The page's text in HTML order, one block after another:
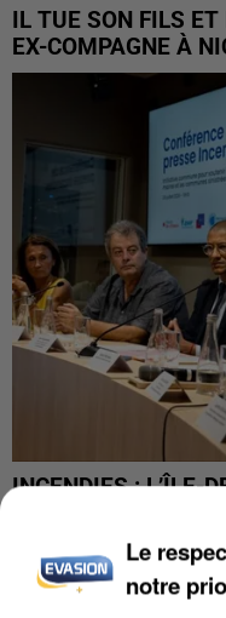
IL TUE SON FILS ET
EX-COMPAGNE À
INCENDIES : L’ÎLE-
DE SOLIDARITÉ
Le
notre